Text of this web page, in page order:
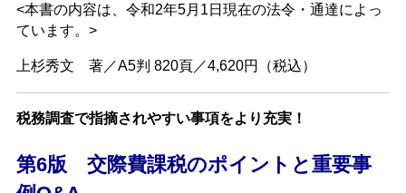
<本書の内容は、令和2年5月1日現在の法令・通達によっ
ています。>
上杉秀文 著／A5判 820頁／4,620円（税込）
税務調査で指摘されやすい事項をより充実！
第6版 交際費課税のポイントと重要事